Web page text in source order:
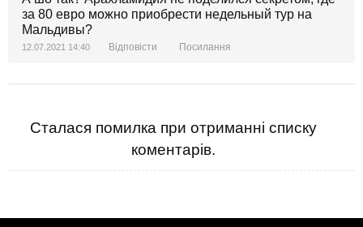
за 80 евро можно приобрести недельный тур на
Мальдивы?
12.07.2021 14:40 Відповісти Посилання
Сталася помилка при отриманні списку
коментарів.